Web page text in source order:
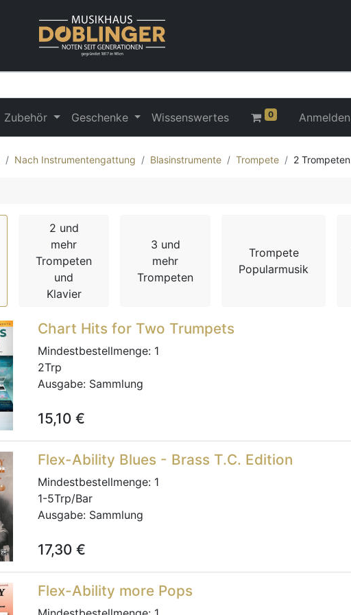
Zubehör Geschenke Wissenswertes 0 Anmelden
Nach Instrumentengattung Blasinstrumente Trompete 2 Trompeten
2 und
mehr
Trompeten
und
Klavier
3 und
mehr
Trompeten
Trompete
Popularmusik
Chart Hits for Two Trumpets
Mindestbestellmenge: 1
2Trp
Ausgabe: Sammlung
15,10 €
Flex-Ability Blues - Brass T.C. Edition
Mindestbestellmenge: 1
1-5Trp/Bar
Ausgabe: Sammlung
17,30 €
Flex-Ability more Pops